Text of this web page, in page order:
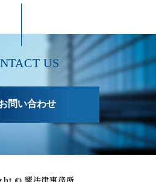
US
問い合わせ
© 響法律事務所